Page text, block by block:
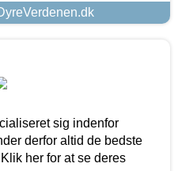
sig indenfor
derfor altid de bedste
her for at se deres